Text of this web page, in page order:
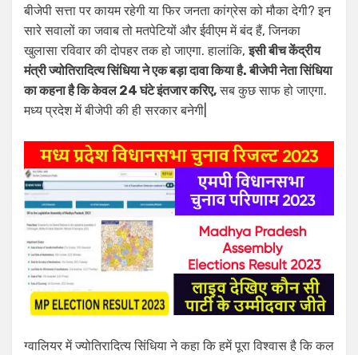
बीजेपी सत्ता पर कायम रहेगी या फिर जनता कांग्रेस को मौका देगी? इन
सारे सवालों का जवाब तो मतपेटियों और ईवीएम में बंद हैं, जिनका
खुलासा रविवार की दोपहर तक हो जाएगा. हालांकि,इसी बीच केंद्रीय
मंत्री ज्योतिरादित्य सिंधिया ने एक बड़ा दावा किया है. बीजेपी नेता सिंधिया
का कहना है कि केवल 24 घंटे इंतजार करिए,सब कुछ साफ हो जाएगा.
मध्य प्रदेश में बीजेपी की ही सरकार बनेगी|
ग्वालियर में ज्योतिरादित्य सिंधिया ने कहा कि हमें पूरा विश्वास है कि कल